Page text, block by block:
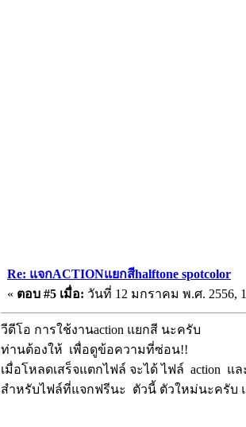
Re: แจกACTIONแยกสีhalftone spotcolor
« ตอบ #5 เมื่อ: วันที่ 12 มกราคม พ.ศ. 2556,
วีดีโอ การใช้งานaction แยกสี นะครับ
ท่านต้องให้ เพื่อดูข้อความที่ซ่อน!!
เมื่อโหลดเสร็จแตกไฟล์ จะได้ ไฟล์ action แล
สำหรับไฟล์ที่แจกฟรีนะ ตัวนี้ ตัวใหม่นะครับ